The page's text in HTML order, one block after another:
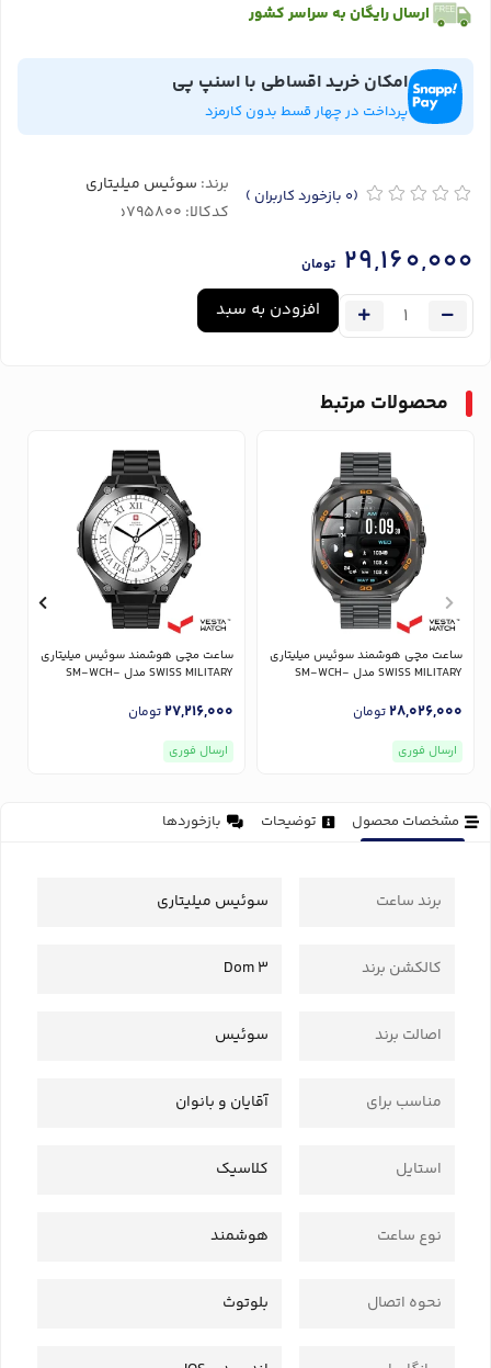
ارسال رایگان به سراسر کشور
امکان خرید اقساطی با اسنپ پی
پرداخت در چهار قسط بدون کارمزد
(0 بازخورد کاربران ) برند: سوئیس میلیتاری
کدکالا:
29,160,000 تومان
افزودن به سبد
محصولات مرتبط
ساعت مچی هوشمند سوئیس میلیتاری
SWISS MILITARY مدل SM-WCH-
28,026,000تومان
ارسال فوری
ساعت مچی هوشمند سوئیس میلیتاری
SWISS MILITARY مدل SM-WCH-
27,216,000تومان
ارسال فوری
مشخصات محصول توضیحات بازخوردها
برند ساعت سوئیس میلیتاری
کالکشن برند Dom 3
اصالت برند سوئیس
مناسب برای آقایان و بانوان
استایل کلاسیک
نوع ساعت هوشمند
نحوه اتصال بلوتوث